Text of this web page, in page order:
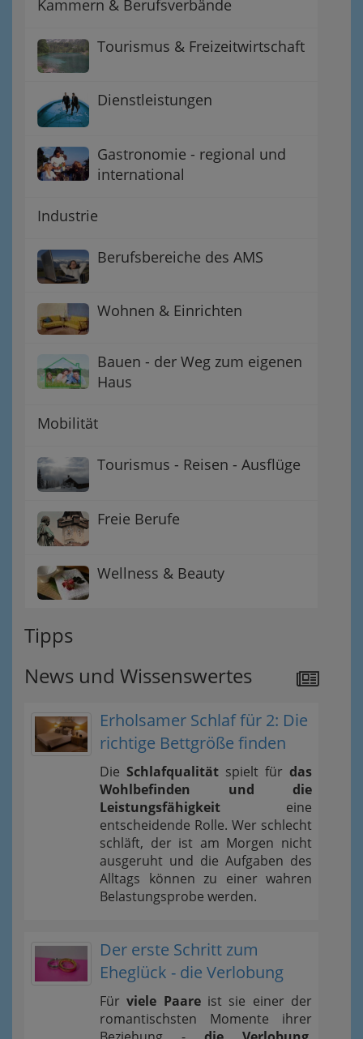
Kammern & Berufsverbände
Tourismus & Freizeitwirtschaft
Dienstleistungen
Gastronomie - regional und
international
Industrie
Berufsbereiche des AMS
Wohnen & Einrichten
Bauen - der Weg zum eigenen
Haus
Mobilität
Tourismus - Reisen - Ausflüge
Freie Berufe
Wellness & Beauty
Tipps
News und Wissenswertes
Erholsamer Schlaf für 2: Die
richtige Bettgröße finden
Die Schlafqualität spielt für das
Wohlbefinden und die
Leistungsfähigkeit eine
entscheidende Rolle. Wer schlecht
schläft, der ist am Morgen nicht
ausgeruht und die Aufgaben des
Alltags können zu einer wahren
Belastungsprobe werden.
Der erste Schritt zum
Eheglück - die Verlobung
Fürviele Paareist sie einer der
romantischsten Momente ihrer